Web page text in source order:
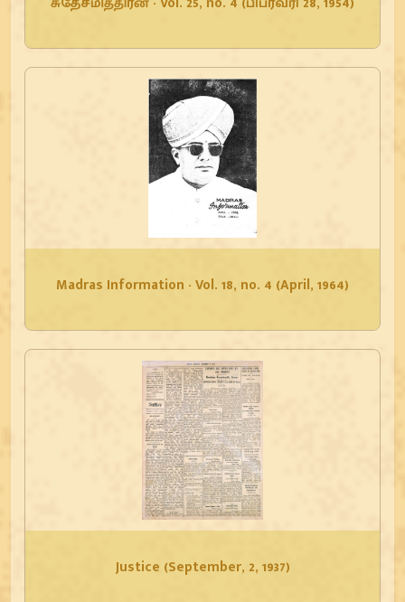
Madras Information - Vol. 18, no. 4 (April, 1964)
Justice (September, 2, 1937)